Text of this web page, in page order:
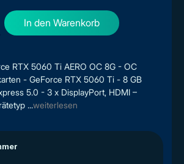
RTX 5060 Ti AERO OC 8G - OC
- GeForce RTX 5060 Ti - 8 GB
5.0 - 3 x DisplayPort, HDMI –
...weiterlesen
In den Warenkorb